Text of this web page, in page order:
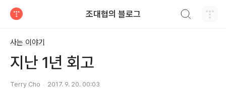
조대협의 블로그
사는 이야기
지난 1년 회고
Terry Cho 2017. 9. 20. 00:03